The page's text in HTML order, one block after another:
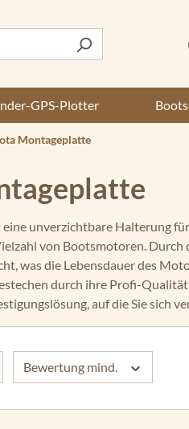
GPS-Plotter
Montageplatte
unverzichtbare Halterung
von Bootsmotoren.
was die Lebensdauer des
durch ihre Profi-
auf die Sie sich
Bewertung mind.